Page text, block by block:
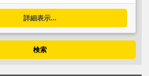
詳細表示...
検索